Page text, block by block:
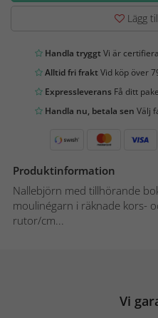
Lägg
Handla tryggtVi är
Alltid fri fraktVid köp över
Expressleverans Få ditt
Handla nu, betala sen Välj
Produktinformation
Nallebjörn med tillhörande
moulinégarn i räknade kors-
rutor/cm...
Vi